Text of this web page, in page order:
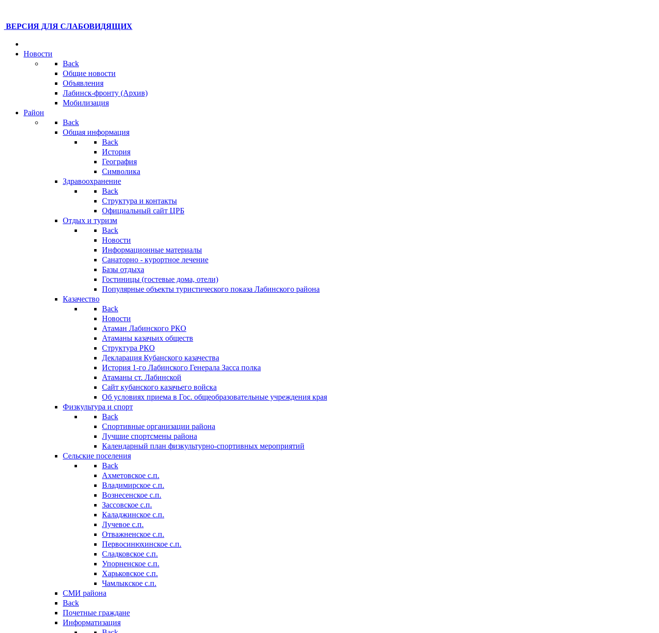
ВЕРСИЯ ДЛЯ СЛАБОВИДЯЩИХ
Новости
Back
Общие новости
Объявления
Лабинск-фронту (Архив)
Мобилизация
Район
Back
Общая информация
Back
История
География
Символика
Здравоохранение
Back
Структура и контакты
Официальный сайт ЦРБ
Отдых и туризм
Back
Новости
Информационные материалы
Санаторно - курортное лечение
Базы отдыха
Гостиницы (гостевые дома, отели)
Популярные объекты туристического показа Лабинского района
Казачество
Back
Новости
Атаман Лабинского РКО
Атаманы казачьих обществ
Структура РКО
Декларация Кубанского казачества
История 1-го Лабинского Генерала Засса полка
Атаманы ст. Лабинской
Cайт кубанского казачьего войска
Об условиях приема в Гос. общеобразовательные учреждения края
Физкультура и спорт
Back
Спортивные организации района
Лучшие спортсмены района
Календарный план физкультурно-спортивных мероприятий
Сельские поселения
Back
Ахметовское с.п.
Владимирское с.п.
Вознесенское с.п.
Зассовское с.п.
Каладжинское с.п.
Лучевое с.п.
Отважненское с.п.
Первосинюхинское с.п.
Сладковское с.п.
Упорненское с.п.
Харьковское с.п.
Чамлыкское с.п.
СМИ района
Back
Почетные граждане
Информатизация